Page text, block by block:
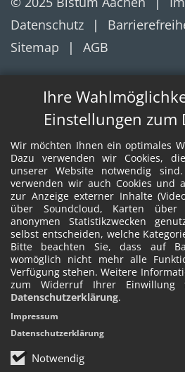
Ihre
Einstellungen zum
Wir möchten Ihnen ein optimales
Dazu verwenden wir Cookies,
unserer Website notwendig
verwenden wir auch Cookies und
zur Anzeige externer Inhalte
über Soundcloud, Karten
anonymen Statistikzwecken
selbst entscheiden, welche
Bitte beachten Sie, dass auf
womöglich nicht mehr alle
Verfügung stehen. Weitere
zum Widerruf Ihrer
Datenschutzerklärung.
Notwendig
Impressum
Datenschutzerklärung
Datenschutz
Sitemap
AGB